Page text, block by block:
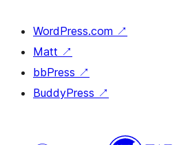
WordPress.com ↗
Matt ↗
bbPress ↗
BuddyPress ↗